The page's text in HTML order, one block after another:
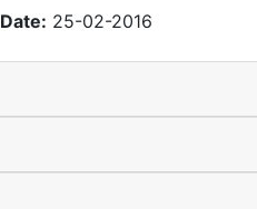
Date: 25-02-2016